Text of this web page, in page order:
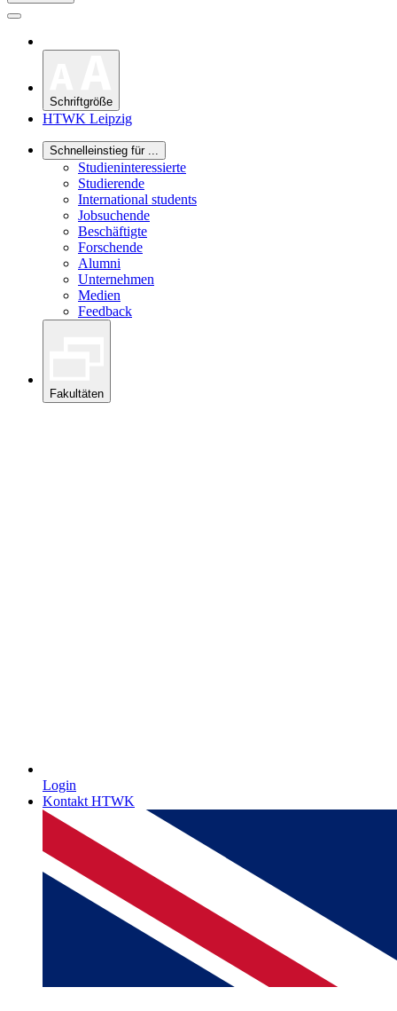
Schriftgröße
HTWK Leipzig
Schnelleinstieg für ...
Studieninteressierte
Studierende
International students
Jobsuchende
Beschäftigte
Forschende
Alumni
Unternehmen
Medien
Feedback
Fakultäten
Login
Kontakt HTWK